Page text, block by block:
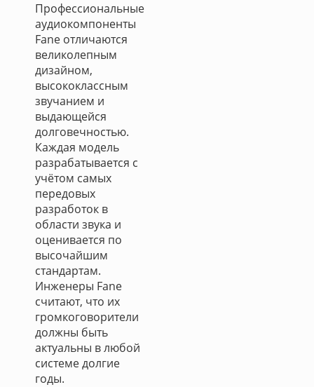
Профессиональные
аудиокомпоненты
Fane отличаются
великолепным
дизайном,
высококлассным
звучанием и
выдающейся
долговечностью.
Каждая модель
разрабатывается с
учётом самых
передовых
разработок в
области звука и
оценивается по
высочайшим
стандартам.
Инженеры Fane
считают, что их
громкоговорители
должны быть
актуальны в любой
системе долгие
годы.